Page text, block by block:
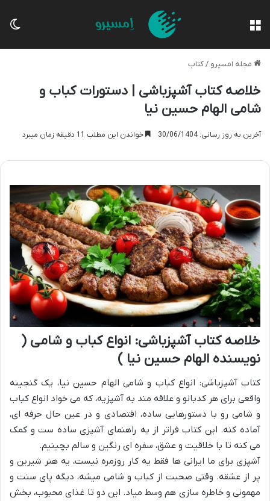
مجله امسیرو /کتاب
خلاصه کتاب آشپزباشی | دستورات کباب و
شامی الهام حسین نیا
آخرین به روز رسانی: 30/06/1404 خواندن این مطلب 11 دقیقه زمان میبرد
خلاصه کتاب آشپزباشی: انواع کباب و شامى (
نویسنده الهام حسین نیا )
کتاب آشپزباشی: انواع کباب و شامی الهام حسین نیا، یک گنجینه
واقعی برای هر کدبانو و علاقه مند به آشپزیه، که می خواد انواع کباب
و شامی رو با دستورهایی ساده، اقتصادی و در عین حال حرفه ای،
آماده کنه. این کتاب فراتر از یه راهنمای آشپزی ساده ست و کمک
می کنه تا با خلاقیت و عشق، سفره ای رنگین و سالم بچینیم.
آشپزی برای ما ایرانی ها فقط یه کار روزمره نیست، یه هنر شیرین و
پر از عشقه. وقتی صحبت از کباب و شامی میشه، دیگه پای سنت و
مهمونی و خاطره سازی هم وسط میاد. این دو تا غذای محبوب، بخش